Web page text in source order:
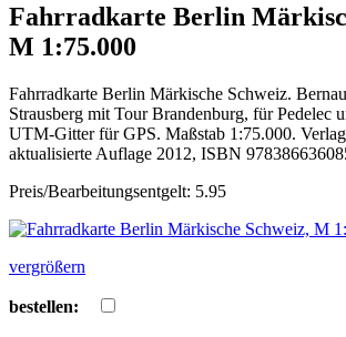
Fahrradkarte Berlin
M 1:75.000
Fahrradkarte Berlin Märkische Schweiz.
Strausberg mit Tour Brandenburg, für Pedelec
UTM-Gitter für GPS. Maßstab 1:75.000.
aktualisierte Auflage 2012, ISBN
Preis/Bearbeitungsentgelt: 5.95
vergrößern
bestellen: